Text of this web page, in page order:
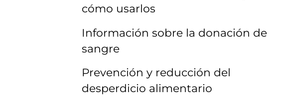
cómo usarlos
Información sobre la donación de
sangre
Prevención y reducción del
desperdicio alimentario